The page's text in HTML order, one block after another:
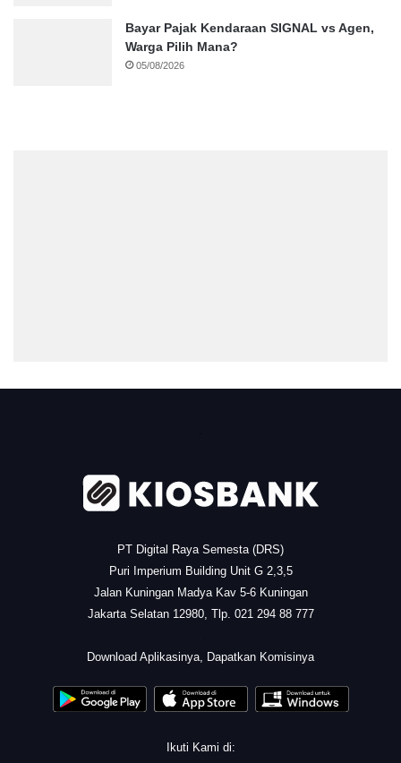
Bayar Pajak Kendaraan SIGNAL vs Agen,
Warga Pilih Mana?
05/08/2026
PT Digital Raya Semesta (DRS)
Puri Imperium Building Unit G 2,3,5
Jalan Kuningan Madya Kav 5-6 Kuningan
Jakarta Selatan 12980, Tlp. 021 294 88 777
Download Aplikasinya, Dapatkan Komisinya
Ikuti Kami di: